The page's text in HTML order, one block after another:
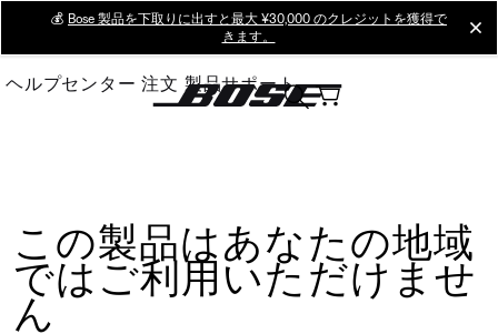
Main
💰 Bose 製品を下取りに出すと最大 ¥30,000 のクレジットを獲得で
きます。
ヘルプセンター 注文 製品サポート
この製品はあなたの地域
ではご利用いただけませ
ん